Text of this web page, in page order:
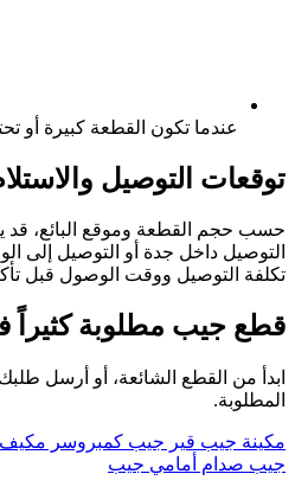
عندما تكون القطعة كبيرة أو
توقعات التوصيل
حسب حجم القطعة وموقع البائع، قد
التوصيل داخل جدة أو التوصيل إلى
تكلفة التوصيل ووقت الوصول قبل
قطع جيب مطلوبة كثيراً
ابدأ من القطع الشائعة، أو أرسل
المطلوبة.
مكينة جيب قير جيب كمبروسر
جيب صدام أمامي جيب